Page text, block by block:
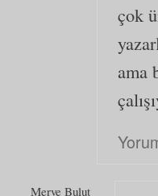
çok
ama
Merve Bulut